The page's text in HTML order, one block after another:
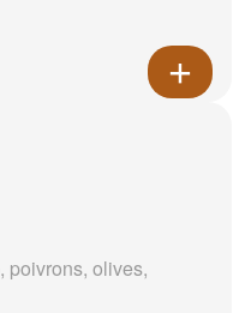
poivrons, olives,